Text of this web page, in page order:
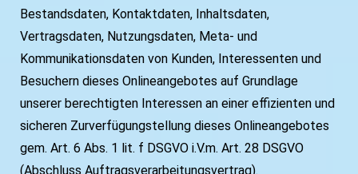
Bestandsdaten, Kontaktdaten, Inhaltsdaten,
Vertragsdaten, Nutzungsdaten, Meta- und
Kommunikationsdaten von Kunden, Interessenten und
Besuchern dieses Onlineangebotes auf Grundlage
unserer berechtigten Interessen an einer effizienten und
sicheren Zurverfügungstellung dieses Onlineangebotes
gem. Art. 6 Abs. 1 lit. f DSGVO i.V.m. Art. 28 DSGVO
(Abschluss Auftragsverarbeitungsvertrag).